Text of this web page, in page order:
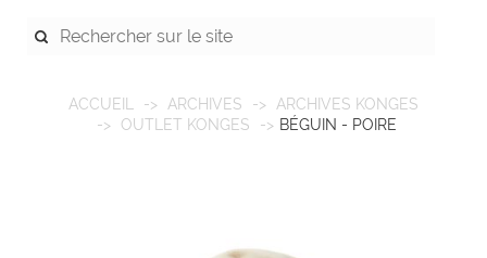
ACCUEIL ARCHIVES
ARCHIVES KONGES
OUTLET KONGES
BÉGUIN - POIRE